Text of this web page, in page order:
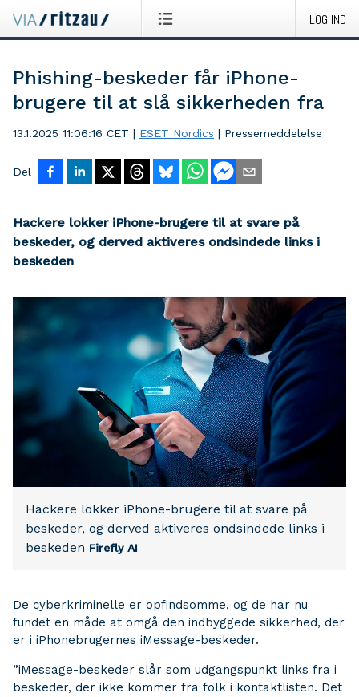
LOG IND
Phishing-beskeder får iPhone-
brugere til at slå sikkerheden fra
13.1.2025 11:06:16 CET | ESET Nordics | Pressemeddelelse
Del
Hackere lokker iPhone-brugere til at svare på
beskeder, og derved aktiveres ondsindede links i
beskeden
Hackere lokker iPhone-brugere til at svare på
beskeder, og derved aktiveres ondsindede links i
beskeden Firefly AI
De cyberkriminelle er opfindsomme, og de har nu
fundet en måde at omgå den indbyggede sikkerhed, der
er i iPhonebrugernes iMessage-beskeder.
”iMessage-beskeder slår som udgangspunkt links fra i
beskeder, der ikke kommer fra folk i kontaktlisten. Det